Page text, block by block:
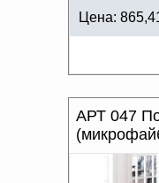
Цена:
АРТ 047